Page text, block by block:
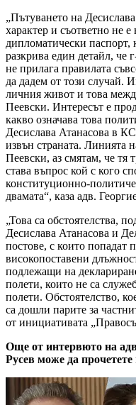
„Пътуването на
характер и съответно не е
дипломатически паспорт,
разкрива един детайл, че
не прилага правилата
да дадем от този случай.
личния живот и това
Пеевски. Интересът е
какво означава това
Десислава Атанасова в
извън страната. Линията
Пеевски, аз смятам, че тя
става въпрос кой с кого
конституционно-
двамата“, каза адв.
„Това са обстоятелства,
Десислава Атанасова и
постове, с които попадат
високопоставени
подлежащи на
полети, които не са
полети. Обстоятелство,
са дошли парите за
от инициативата
Още от интервюто на
Русев може да